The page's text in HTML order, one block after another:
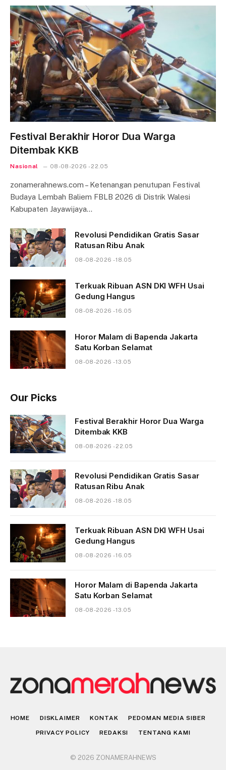
Festival Berakhir Horor Dua Warga
Ditembak KKB
Nasional 08-08-2026 - 22.05
zonamerahnews.com – Ketenangan penutupan Festival
Budaya Lembah Baliem FBLB 2026 di Distrik Walesi
Kabupaten Jayawijaya…
Revolusi Pendidikan Gratis Sasar
Ratusan Ribu Anak
08-08-2026 - 18.05
Terkuak Ribuan ASN DKI WFH Usai
Gedung Hangus
08-08-2026 - 16.05
Horor Malam di Bapenda Jakarta
Satu Korban Selamat
08-08-2026 - 13.05
Our Picks
Festival Berakhir Horor Dua Warga
Ditembak KKB
08-08-2026 - 22.05
Revolusi Pendidikan Gratis Sasar
Ratusan Ribu Anak
08-08-2026 - 18.05
Terkuak Ribuan ASN DKI WFH Usai
Gedung Hangus
08-08-2026 - 16.05
Horor Malam di Bapenda Jakarta
Satu Korban Selamat
08-08-2026 - 13.05
HOME DISKLAIMER KONTAK PEDOMAN MEDIA SIBER
PRIVACY POLICY REDAKSI TENTANG KAMI
© 2026 ZONAMERAHNEWS